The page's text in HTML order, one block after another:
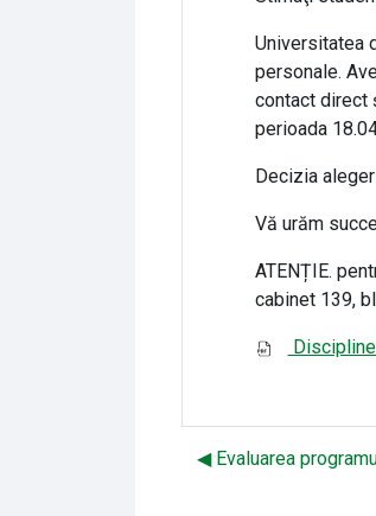
Universitatea
personale.
contact direct
perioada
Decizia
Vă urăm
ATENȚIE.
cabinet 139,
◀︎ Evaluarea